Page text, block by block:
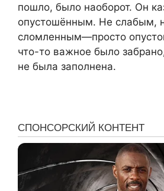
пошло, было наоборот. Он
опустошённым. Не слабым,
сломленным—просто
что-то важное было
не была заполнена.